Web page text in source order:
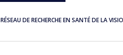
RÉSEAU DE RECHERCHE EN SANTÉ DE LA